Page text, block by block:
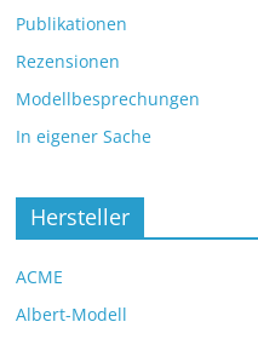
Publikationen
Rezensionen
Modellbesprechungen
In eigener Sache
Hersteller
ACME
Albert-Modell